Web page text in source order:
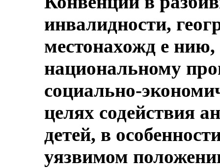
инвалидности,
местонахожд е нию,
национальному
социально-
целях содействия
детей, в
уязвимом